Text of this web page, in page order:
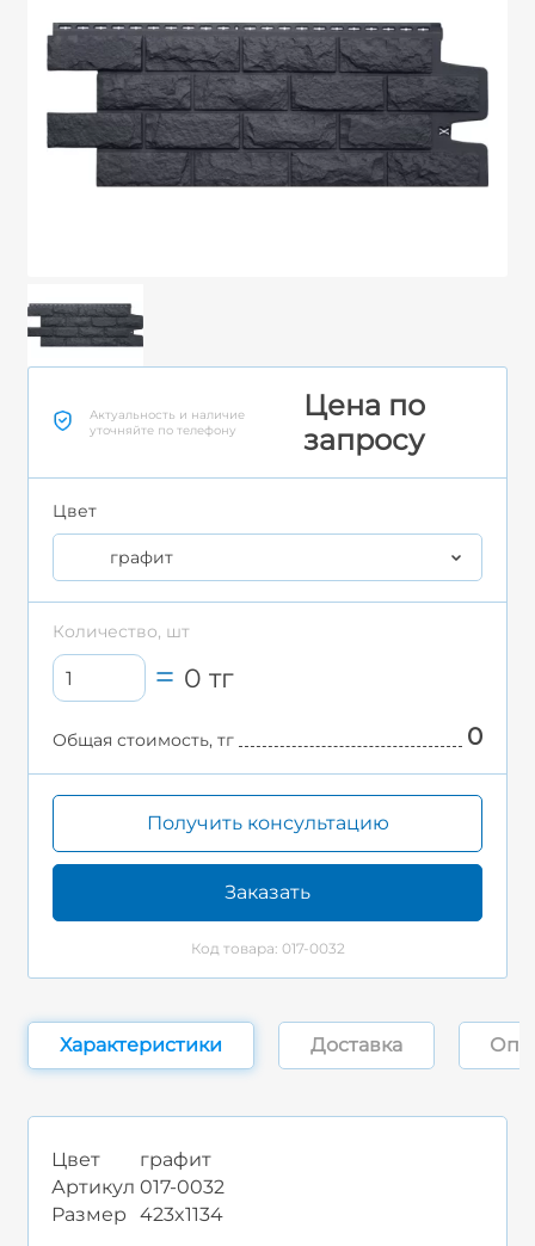
Актуальность и наличие
уточняйте по телефону
Цена по
запросу
Цвет
графит
Количество, шт
0тг
Общая стоимость, тг 0
Получить консультацию
Заказать
Код товара: 017-0032
Характеристики Доставка
Цвет
графит
Артикул 017-0032
Размер
423x1134